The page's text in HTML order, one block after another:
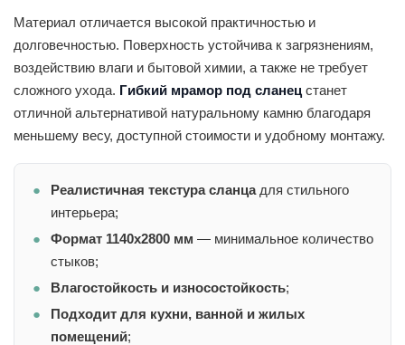
Материал отличается высокой практичностью и
долговечностью. Поверхность устойчива к загрязнениям,
воздействию влаги и бытовой химии, а также не требует
сложного ухода. Гибкий мрамор под сланец станет
отличной альтернативой натуральному камню благодаря
меньшему весу, доступной стоимости и удобному монтажу.
Реалистичная текстура сланцадля стильного
интерьера;
Формат 1140х2800 мм — минимальное количество
стыков;
Влагостойкость и износостойкость;
Подходит для кухни, ванной и жилых
помещений;